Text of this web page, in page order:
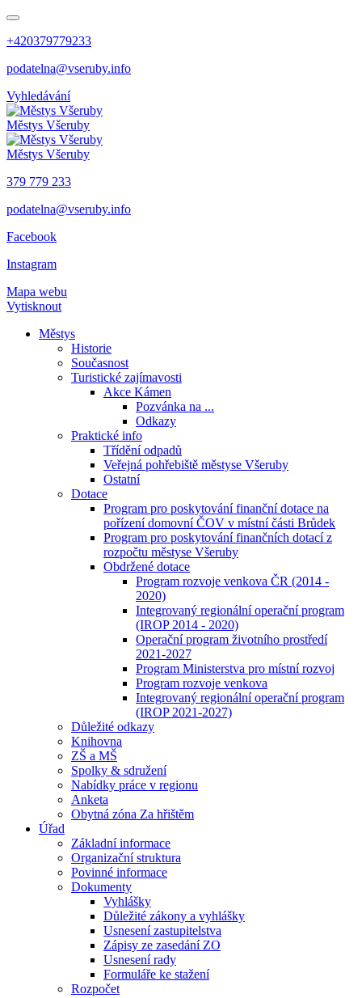
+420379779233
podatelna@vseruby.info
Vyhledávání
Městys Všeruby
Městys Všeruby
379 779 233
podatelna@vseruby.info
Facebook
Instagram
Mapa webu
Vytisknout
Městys
Historie
Současnost
Turistické zajímavosti
Akce Kámen
Pozvánka na ...
Odkazy
Praktické info
Třídění odpadů
Veřejná pohřebiště městyse Všeruby
Ostatní
Dotace
Program pro poskytování finanční dotace na
pořízení domovní ČOV v místní části Brůdek
Program pro poskytování finančních dotací z
rozpočtu městyse Všeruby
Obdržené dotace
Program rozvoje venkova ČR (2014 -
2020)
Integrovaný regionální operační program
(IROP 2014 - 2020)
Operační program životního prostředí
2021-2027
Program Ministerstva pro místní rozvoj
Program rozvoje venkova
Integrovaný regionální operační program
(IROP 2021-2027)
Důležité odkazy
Knihovna
ZŠ a MŠ
Spolky & sdružení
Nabídky práce v regionu
Anketa
Obytná zóna Za hřištěm
Úřad
Základní informace
Organizační struktura
Povinné informace
Dokumenty
Vyhlášky
Důležité zákony a vyhlášky
Usnesení zastupitelstva
Zápisy ze zasedání ZO
Usnesení rady
Formuláře ke stažení
Rozpočet